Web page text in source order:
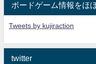
ボードゲーム情報をほ
Tweets by kujiraction
twitter